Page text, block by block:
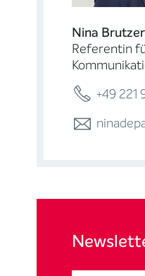
Nina
Referentin
+49 221